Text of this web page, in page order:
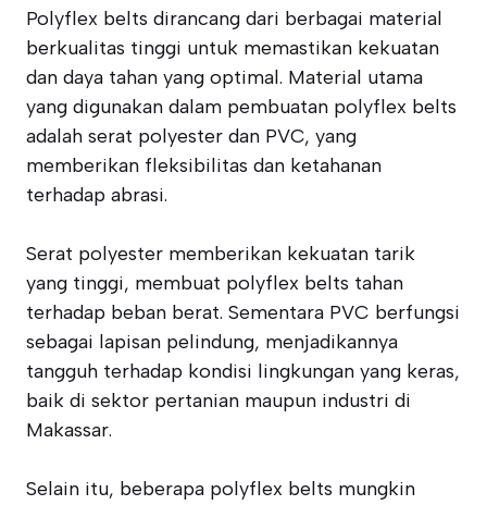
Polyflex belts dirancang dari berbagai material
berkualitas tinggi untuk memastikan kekuatan
dan daya tahan yang optimal. Material utama
yang digunakan dalam pembuatan polyflex belts
adalah serat polyester dan PVC, yang
memberikan fleksibilitas dan ketahanan
terhadap abrasi.
Serat polyester memberikan kekuatan tarik
yang tinggi, membuat polyflex belts tahan
terhadap beban berat. Sementara PVC berfungsi
sebagai lapisan pelindung, menjadikannya
tangguh terhadap kondisi lingkungan yang keras,
baik di sektor pertanian maupun industri di
Makassar.
Selain itu, beberapa polyflex belts mungkin